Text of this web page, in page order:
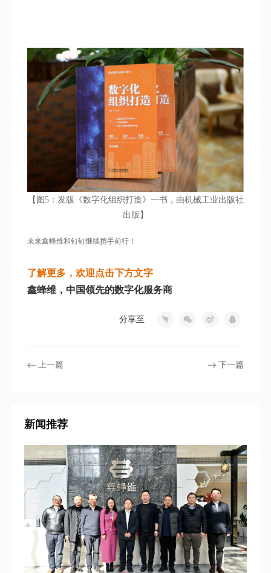
【图5：发版《数字化组织打造》一书，由机械工业出版社
出版】
未来鑫蜂维和钉钉继续携手前行！
了解更多，欢迎点击下方文字
鑫蜂维，中国领先的数字化服务商
分享至
上一篇 下一篇
新闻推荐